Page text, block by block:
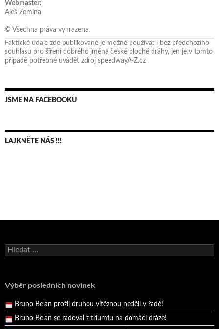
Webmaster:
Aleš Zemina
© Všechna práva vyhrazena.
Faktické údaje zde publikované je možné používat i bez předchozího
souhlasu pro šíření dobrého jména české ploché dráhy, jen je v tomto
případě potřebné uvádět zdroj speedwayA-Z.cz
JSME NA FACEBOOKU
LAJKNĚTE NÁS !!!
Vyhledávání
Výběr posledních novinek
Andy Appleton obhájil dlouhodrážní titul!
Bruno Belan se radoval z triumfu na domácí dráze!